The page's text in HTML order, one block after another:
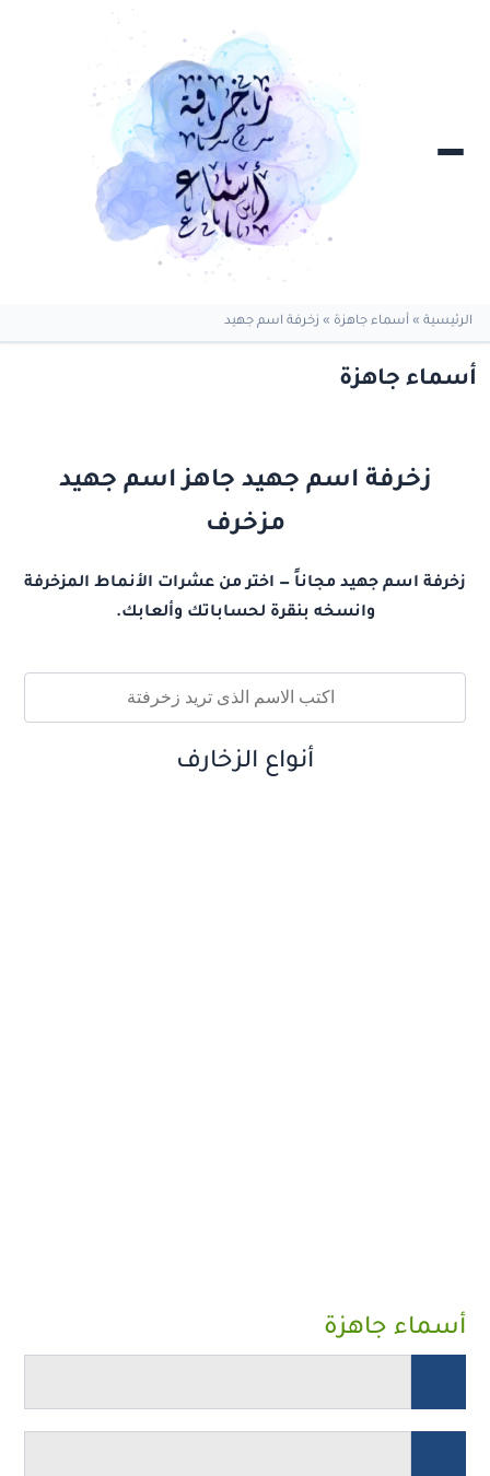
الرئيسية » أسماء جاهزة » زخرفة اسم جهيد
أسماء جاهزة
زخرفة اسم جهيد جاهز اسم جهيد
مزخرف
زخرفة اسم جهيد مجاناً — اختر من عشرات الأنماط المزخرفة
وانسخه بنقرة لحساباتك وألعابك.
أنواع الزخارف
أسماء جاهزة